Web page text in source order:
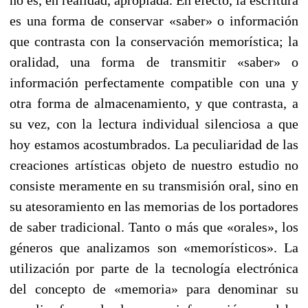
es una forma de conservar «saber» o información
que contrasta con la conservación memorística; la
oralidad, una forma de transmitir «saber» o
información perfectamente compatible con una y
otra fοrma de almacenamiento, y que contrasta, a
su vez, con la lectura individual silenciosa a que
hoy estamos acostumbrados. La peculiaridad de las
creaciones artísticas objeto de nuestro estudio no
consiste meramente en su transmisión oral, sino en
su atesoramiento en las memorias de los portadοres
de saber tradicional. Tanto o más que «orales», lοs
géneros que analizamos son «memorísticos». La
utilización por parte de la tecnología electrónica
del concepto de «memoria» para denominar su